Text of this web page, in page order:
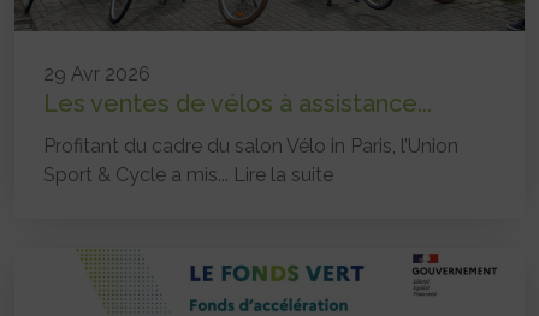
29 Avr 2026
Les ventes de vélos à assistance...
Profitant du cadre du salon Vélo in Paris, l’Union
Sport & Cycle a mis... Lire la suite